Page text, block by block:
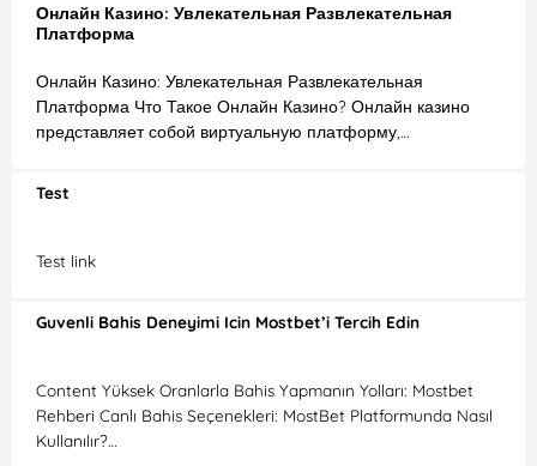
Онлайн Казино: Увлекательная Развлекательная
Платформа
Онлайн Казино: Увлекательная Развлекательная
Платформа Что Такое Онлайн Казино? Онлайн казино
представляет собой виртуальную платформу,…
Test
Test link
Guvenli Bahis Deneyimi Icin Mostbet’i Tercih Edin
Content Yüksek Oranlarla Bahis Yapmanın Yolları: Mostbet
Rehberi Canlı Bahis Seçenekleri: MostBet Platformunda Nasıl
Kullanılır?…